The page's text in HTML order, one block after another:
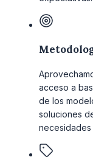
acceso a
de los
soluciones
necesidades